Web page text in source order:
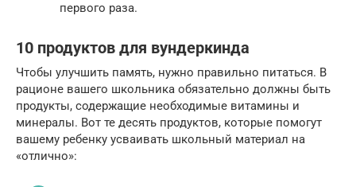
первого раза.
10 продуктов для вундеркинда
Чтобы улучшить память, нужно правильно питаться. В
рационе вашего школьника обязательно должны быть
продукты, содержащие необходимые витамины и
минералы. Вот те десять продуктов, которые помогут
вашему ребенку усваивать школьный материал на
«отлично»: